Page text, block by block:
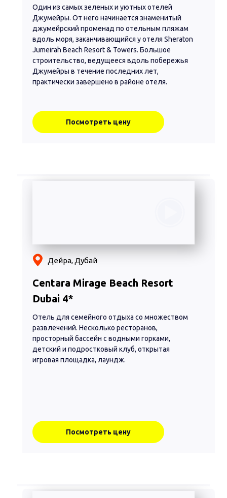
Один из самых зеленых и уютных отелей
Джумейры. От него начинается знаменитый
джумейрский променад по отельным пляжам
вдоль моря, заканчивающийся у отеля Sheraton
Jumeirah Beach Resort & Towers. Большое
строительство, ведущееся вдоль побережья
Джумейры в течение последних лет,
практически завершено в районе отеля.
Посмотреть цену
Отель для семейного отдыха со множеством
развлечений. Несколько ресторанов,
просторный бассейн с водными горками,
детский и подростковый клуб, открытая
игровая площадка, лаундж.
Centara Mirage Beach Resort
Dubai 4*
Посмотреть цену
Дейра, Дубай